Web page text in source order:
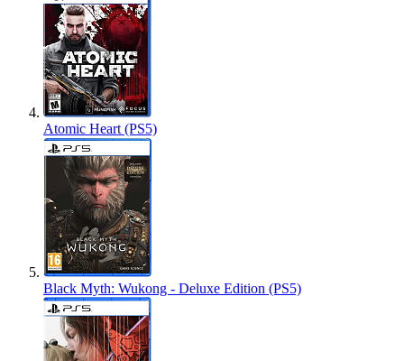
Atomic Heart (PS5)
Black Myth: Wukong - Deluxe Edition (PS5)